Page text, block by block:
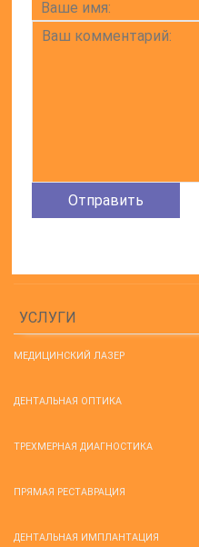
УСЛУГИ
МЕДИЦИНСКИЙ ЛАЗЕР
ДЕНТАЛЬНАЯ ОПТИКА
ТРЕХМЕРНАЯ ДИАГНОСТИКА
ПРЯМАЯ РЕСТАВРАЦИЯ
ДЕНТАЛЬНАЯ ИМПЛАНТАЦИЯ